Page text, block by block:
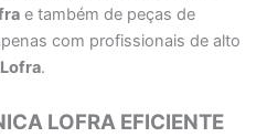
e também de peças de
com profissionais de alto
.
LOFRA EFICIENTE